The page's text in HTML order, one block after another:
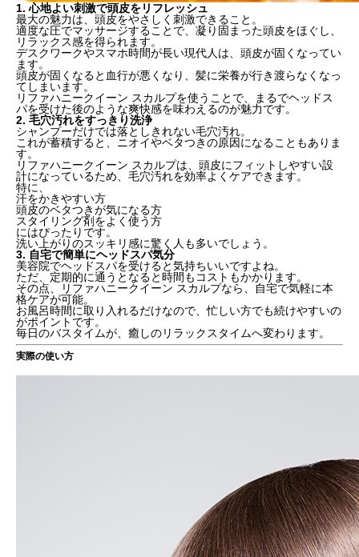
1. 心地よい刺激で頭皮をリフレッシュ
最大の魅力は、頭皮をやさしく刺激できること。
適度な圧でマッサージすることで、凝り固まった頭皮をほぐし、
リラックス感を得られます。
デスクワークやスマホ時間が長い現代人は、頭皮が固くなってい
ます。
頭皮が固くなると血行が悪くなり、髪に栄養が行き渡らなくなっ
てしまいます。
リファハニークイーン スカルプを使うことで、まるでヘッドス
パを受けた後のような爽快感を味わえるのが魅力です。
2. 毛穴汚れをすっきり洗浄
シャンプーだけでは落としきれない毛穴汚れ。
これが蓄積すると、ニオイやベタつきの原因になることもありま
す。
リファハニークイーン スカルプは、頭皮にフィットしやすい設
計になっているため、毛穴汚れを効率よくケアできます。
特に、
汗をかきやすい方
頭皮のベタつきが気になる方
スタイリング剤をよく使う方
にはぴったりです。
洗い上がりのスッキリ感に驚く人も多いでしょう。
3. 自宅で簡単にヘッドスパ気分
美容院でヘッドスパを受けると気持ちいいですよね。
ただ、定期的に通うとなると時間もコストもかかります。
その点、リファハニークイーン スカルプなら、自宅で気軽に本
格ケアが可能。
お風呂時間に取り入れるだけなので、忙しい方でも続けやすいの
がポイントです。
毎日のバスタイムが、癒しのリラックスタイムへ変わります。
実際の使い方